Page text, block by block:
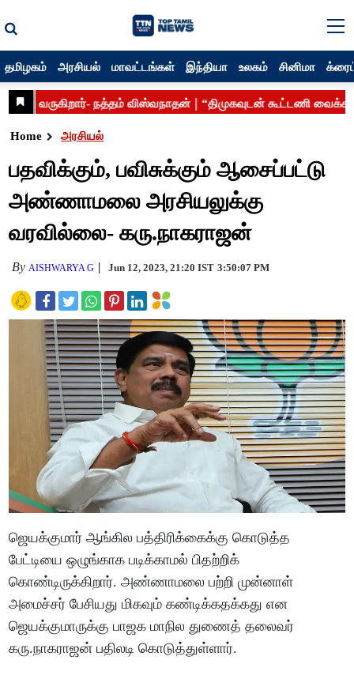
தமிழகம் அரசியல் மாவட்டங்கள் இந்தியா உலகம் சினிமா
Home அரசியல்
பதவிக்கும், பவிசுக்கும் ஆசைப்பட்டு
அண்ணாமலை அரசியலுக்கு
வரவில்லை- கரு.நாகராஜன்
By AISHWARYA G Jun 12, 2023, 21:20 IST 3:50:07 PM
ஜெயக்குமார் ஆங்கில பத்திரிக்கைக்கு கொடுத்த
பேட்டியை ஒழுங்காக படிக்காமல் பிதற்றிக்
கொண்டிருக்கிறார். அண்ணாமலை பற்றி முன்னாள்
அமைச்சர் பேசியது மிகவும் கண்டிக்கதக்கது என
ஜெயக்குமாருக்கு பாஜக மாநில துணைத் தலைவர்
கரு.நாகராஜன் பதிலடி கொடுத்துள்ளார்.